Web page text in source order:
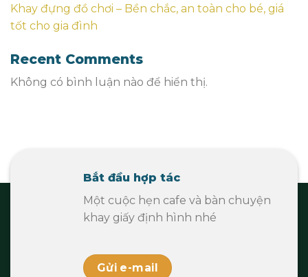
Khay đựng đồ chơi – Bền chắc, an toàn cho bé, giá
tốt cho gia đình
Recent Comments
Không có bình luận nào để hiển thị.
Bắt đầu hợp tác
Một cuộc hẹn cafe và bàn chuyện
khay giấy định hình nhé
Gửi e-mail